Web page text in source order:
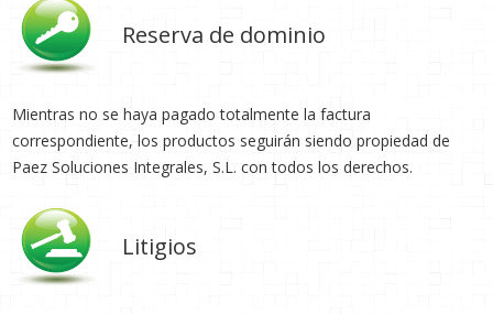
Reserva de dominio
Mientras no se haya pagado totalmente la factura
correspondiente, los productos seguirán siendo propiedad de
Paez Soluciones Integrales, S.L. con todos los derechos.
Litigios